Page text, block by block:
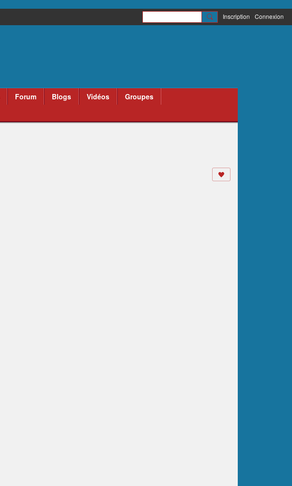
Inscription Connexion
Forum Blogs Vidéos
Groupes